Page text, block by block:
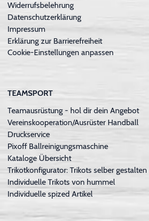
Widerrufsbelehrung
Datenschutzerklärung
Impressum
Erklärung zur Barrierefreiheit
Cookie-Einstellungen anpassen
TEAMSPORT
Teamausrüstung - hol dir dein Angebot
Vereinskooperation/Ausrüster Handball
Druckservice
Pixoff Ballreinigungsmaschine
Kataloge Übersicht
Trikotkonfigurator: Trikots selber gestalten
Individuelle Trikots von hummel
Individuelle spized Artikel